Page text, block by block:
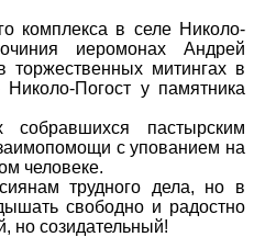
комплекса в селе Николо-
иеромонах Андрей
торжественных митингах в
Погост у памятника
пастырским
с упованием на
человеке.
трудного дела, но в
свободно и радостно
но созидательный!